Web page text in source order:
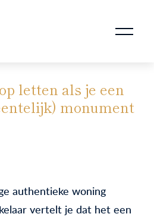
letten als je een
monument
authentieke woning
vertelt je dat het een